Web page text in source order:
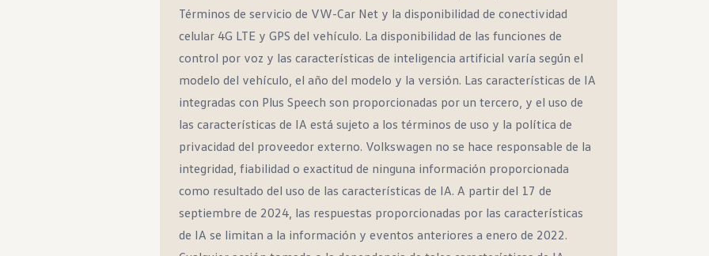
Términos de servicio de VW-Car Net y la disponibilidad de conectividad
celular 4G LTE y GPS del vehículo. La disponibilidad de las funciones de
control por voz y las características de inteligencia artificial varía según el
modelo del vehículo, el año del modelo y la versión. Las características de IA
integradas con Plus Speech son proporcionadas por un tercero, y el uso de
las características de IA está sujeto a los términos de uso y la política de
privacidad del proveedor externo. Volkswagen no se hace responsable de la
integridad, fiabilidad o exactitud de ninguna información proporcionada
como resultado del uso de las características de IA. A partir del 17 de
septiembre de 2024, las respuestas proporcionadas por las características
de IA se limitan a la información y eventos anteriores a enero de 2022.